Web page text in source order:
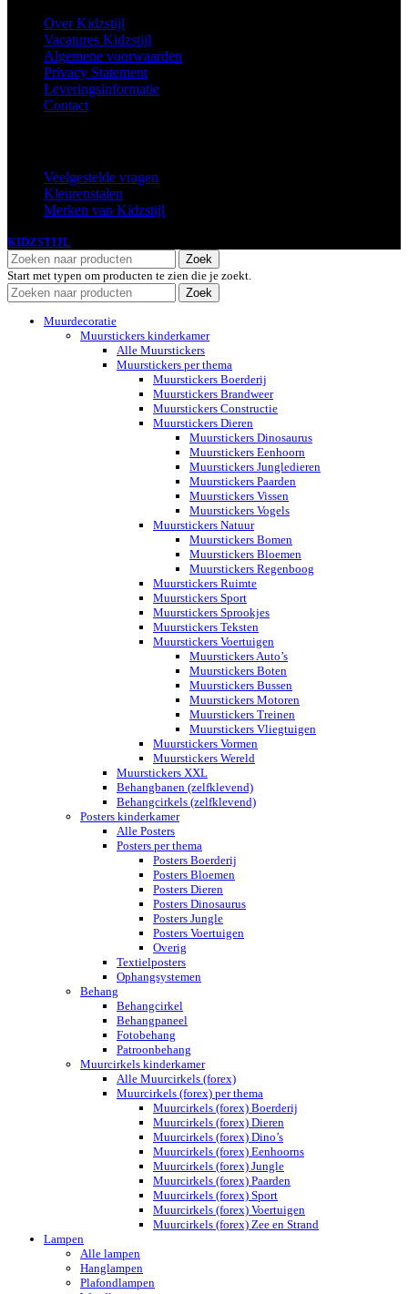
Over Kidzstijl
Vacatures Kidzstijl
Algemene voorwaarden
Privacy Statement
Leveringsinformatie
Contact
Veelgestelde vragen
Kleurenstalen
Merken van Kidzstijl
KIDZSTIJL
Zoek
Start met typen om producten te zien die je zoekt.
Zoek
Muurdecoratie
Muurstickers kinderkamer
Alle Muurstickers
Muurstickers per thema
Muurstickers Boerderij
Muurstickers Brandweer
Muurstickers Constructie
Muurstickers Dieren
Muurstickers Dinosaurus
Muurstickers Eenhoorn
Muurstickers Jungledieren
Muurstickers Paarden
Muurstickers Vissen
Muurstickers Vogels
Muurstickers Natuur
Muurstickers Bomen
Muurstickers Bloemen
Muurstickers Regenboog
Muurstickers Ruimte
Muurstickers Sport
Muurstickers Sprookjes
Muurstickers Teksten
Muurstickers Voertuigen
Muurstickers Auto’s
Muurstickers Boten
Muurstickers Bussen
Muurstickers Motoren
Muurstickers Treinen
Muurstickers Vliegtuigen
Muurstickers Vormen
Muurstickers Wereld
Muurstickers XXL
Behangbanen (zelfklevend)
Behangcirkels (zelfklevend)
Posters kinderkamer
Alle Posters
Posters per thema
Posters Boerderij
Posters Bloemen
Posters Dieren
Posters Dinosaurus
Posters Jungle
Posters Voertuigen
Overig
Textielposters
Ophangsystemen
Behang
Behangcirkel
Behangpaneel
Fotobehang
Patroonbehang
Muurcirkels kinderkamer
Alle Muurcirkels (forex)
Muurcirkels (forex) per thema
Muurcirkels (forex) Boerderij
Muurcirkels (forex) Dieren
Muurcirkels (forex) Dino’s
Muurcirkels (forex) Eenhoorns
Muurcirkels (forex) Jungle
Muurcirkels (forex) Paarden
Muurcirkels (forex) Sport
Muurcirkels (forex) Voertuigen
Muurcirkels (forex) Zee en Strand
Lampen
Alle lampen
Hanglampen
Plafondlampen